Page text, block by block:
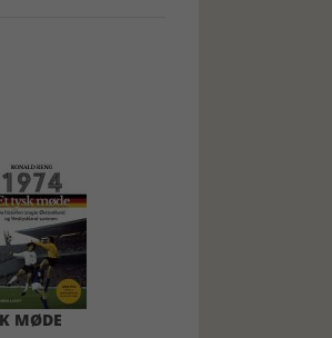
MØDE